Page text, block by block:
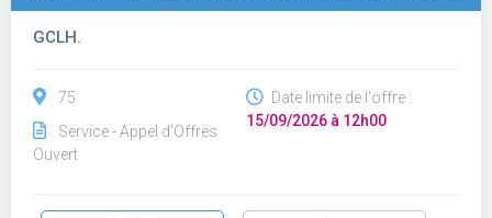
GCLH.
75
Service - Appel d'Offres
Ouvert
Date limite de l'offre :
15/09/2026 à 12h00